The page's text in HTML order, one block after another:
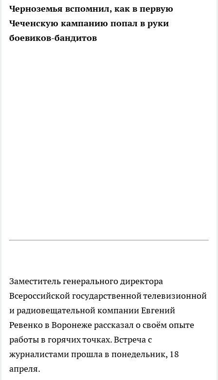
Черноземья вспомнил, как в первую
Чеченскую кампанию попал в руки
боевиков-бандитов
Заместитель генерального директора
Всероссийской государственной телевизионной
и радиовещательной компании Евгений
Ревенко в Воронеже рассказал о своём опыте
работы в горячих точках. Встреча с
журналистами прошла в понедельник, 18
апреля.